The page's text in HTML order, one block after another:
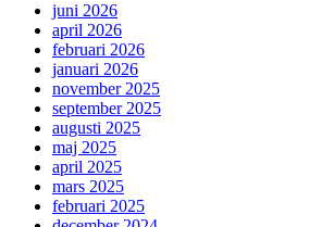
juni 2026
april 2026
februari 2026
januari 2026
november 2025
september 2025
augusti 2025
maj 2025
april 2025
mars 2025
februari 2025